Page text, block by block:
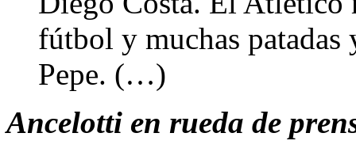
fútbol y muchas patadas
Pepe. (…)
Ancelotti en rueda de